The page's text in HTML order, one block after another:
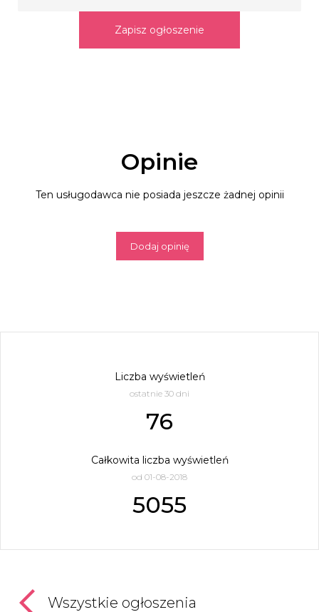
Zapisz ogłoszenie
Opinie
Ten usługodawca nie posiada jeszcze żadnej opinii
Dodaj opinię
Liczba wyświetleń
ostatnie 30 dni
76
Całkowita liczba wyświetleń
od 01-08-2018
5055
Wszystkie ogłoszenia